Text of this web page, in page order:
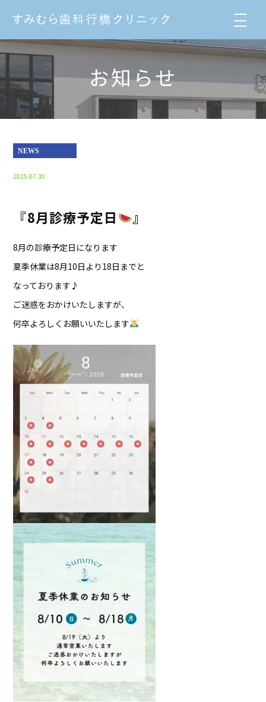
お知らせ
NEWS
2025.07.30
『8月診療予定日 』
8月の診療予定日になります
夏季休業は8月10日より18日までと
なっております♪
ご迷惑をおかけいたしますが、
何卒よろしくお願いいたします